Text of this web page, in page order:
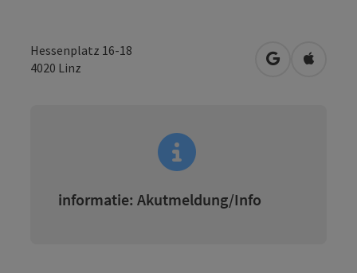
Hessenplatz 16-18
4020 Linz Openen in
informatie: Akutmeldung/Info